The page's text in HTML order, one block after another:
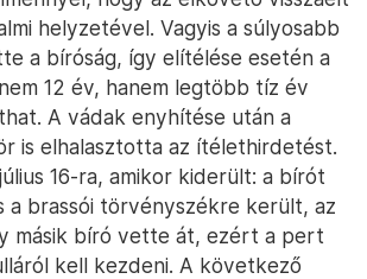
helyzetével. Vagyis a súlyosabb
a bíróság, így elítélése esetén a
12 év, hanem legtöbb tíz év
A vádak enyhítése után a
is elhalasztotta az ítélethirdetést.
16-ra, amikor kiderült: a bírót
brassói törvényszékre került, az
másik bíró vette át, ezért a pert
kell kezdeni. A következő